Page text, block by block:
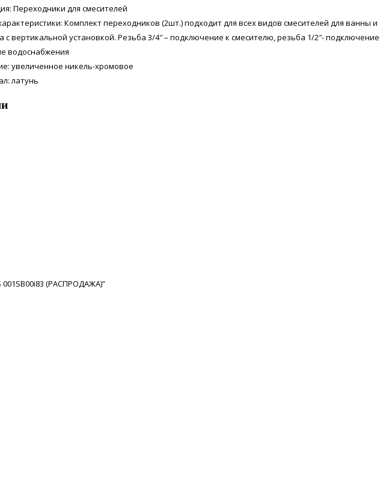
Переходники для смесителей
Комплект переходников (2шт.) подходит для всех видов смесителей для ванны и
с вертикальной установкой. Резьба 3/4″ – подключение к смесителю, резьба 1/2″- подключение
водоснабжения
увеличенное никель-хромовое
латунь
(РАСПРОДАЖА)”